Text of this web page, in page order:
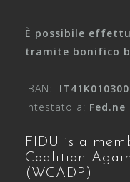
È possibile
tramite bonifico
IBAN:
Intestato a:
FIDU is a
Coalition
(WCADP)